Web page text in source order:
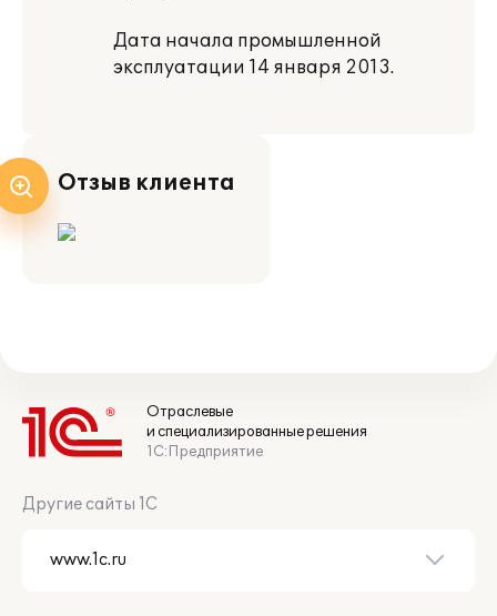
Дата начала промышленной
эксплуатации 14 января 2013.
Отзыв клиента
Отраслевые
и специализированные решения
1С:Предприятие
Другие сайты 1С